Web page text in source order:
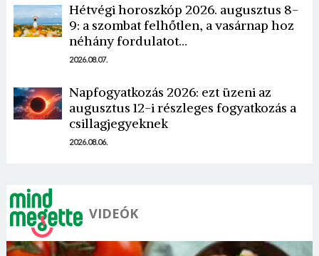
Hétvégi horoszkóp 2026. augusztus 8-
9: a szombat felhőtlen, a vasárnap hoz
néhány fordulatot…
2026.08.07.
Napfogyatkozás 2026: ezt üzeni az
augusztus 12-i részleges fogyatkozás a
csillagjegyeknek
2026.08.06.
VIDEÓK